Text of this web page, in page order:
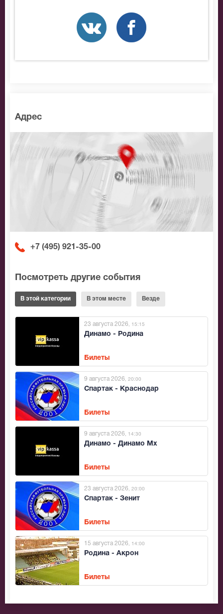
На нашем сайте всегда большой выбор билетов в
разные категории зрительного зала . Если не удалось
найти нужные билеты на Зенит - Спартак. Суперкубок
мы обязательно подберем Вам лучшие места по
Адрес
+7 (495) 921-35-00
Посмотреть другие события
В этой категории В этом месте Везде
Динамо - Родина
23 августа 2026 , 15:15
Билеты
Спартак - Краснодар
9 августа 2026 , 20:00
Билеты
Динамо - Динамо Мх
9 августа 2026 , 14:30
Билеты
Спартак - Зенит
23 августа 2026 , 20:00
Билеты
Родина - Акрон
15 августа 2026 , 14:00
Билеты